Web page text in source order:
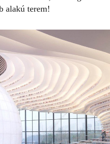
alakú terem!